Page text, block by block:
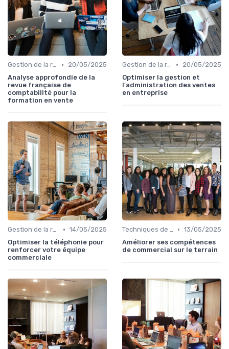
Gestion de la relation client (CRM) •
20/05/2025
Analyse approfondie de la
revue française de
comptabilité pour la
formation en vente
Gestion de la relation client (CRM) •
20/05/2025
Optimiser la gestion et
l'administration des ventes
en entreprise
Gestion de la relation client (CRM) • 14/05/2025
Optimiser la téléphonie pour
renforcer votre équipe
commerciale
Techniques de vente • 13/05/2025
Améliorer ses compétences
de commercial sur le terrain